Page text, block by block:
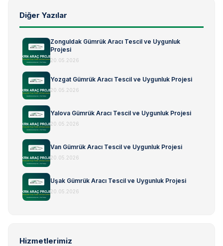
Diğer Yazılar
Zonguldak Gümrük Aracı Tescil ve Uygunluk
Projesi
20.05.2026
Yozgat Gümrük Aracı Tescil ve Uygunluk Projesi
20.05.2026
Yalova Gümrük Aracı Tescil ve Uygunluk Projesi
20.05.2026
Van Gümrük Aracı Tescil ve Uygunluk Projesi
20.05.2026
Uşak Gümrük Aracı Tescil ve Uygunluk Projesi
20.05.2026
Hizmetlerimiz